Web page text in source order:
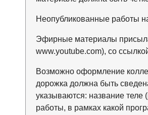
Неопубликованные работы
Эфирные материалы
www.youtube.com), со
Возможно оформление
дорожка должна быть
указываются: название теле
работы, в рамках какой